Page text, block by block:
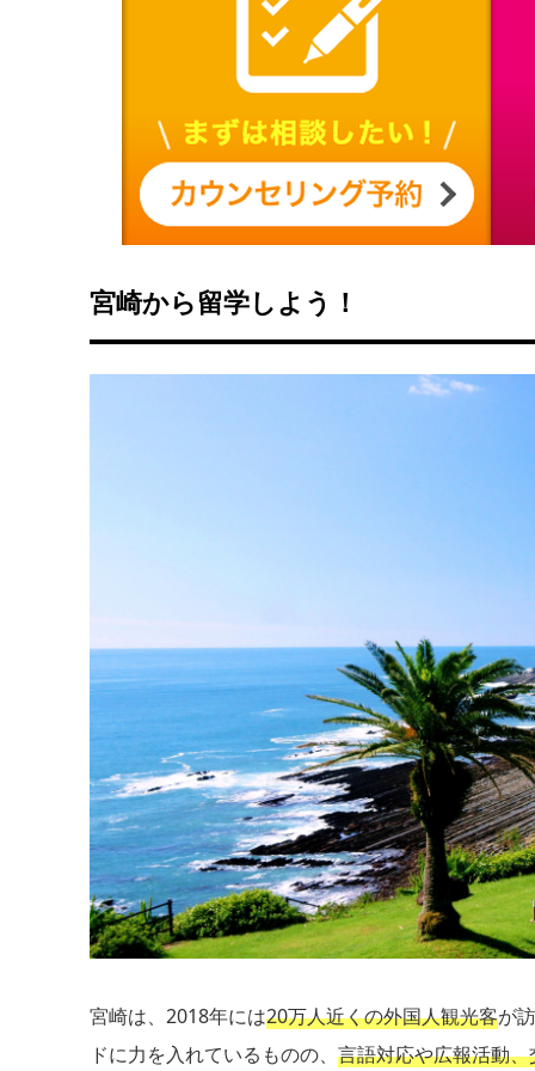
宮崎から留学しよう！
宮崎は、2018年には20万人近くの外国人観光客が
ドに力を入れているものの、 言語対応や広報活動